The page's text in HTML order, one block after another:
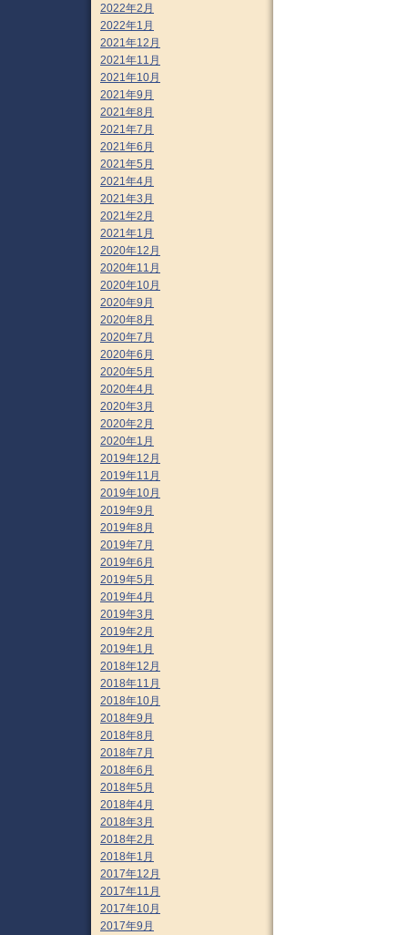
2022年2月
2022年1月
2021年12月
2021年11月
2021年10月
2021年9月
2021年8月
2021年7月
2021年6月
2021年5月
2021年4月
2021年3月
2021年2月
2021年1月
2020年12月
2020年11月
2020年10月
2020年9月
2020年8月
2020年7月
2020年6月
2020年5月
2020年4月
2020年3月
2020年2月
2020年1月
2019年12月
2019年11月
2019年10月
2019年9月
2019年8月
2019年7月
2019年6月
2019年5月
2019年4月
2019年3月
2019年2月
2019年1月
2018年12月
2018年11月
2018年10月
2018年9月
2018年8月
2018年7月
2018年6月
2018年5月
2018年4月
2018年3月
2018年2月
2018年1月
2017年12月
2017年11月
2017年10月
2017年9月